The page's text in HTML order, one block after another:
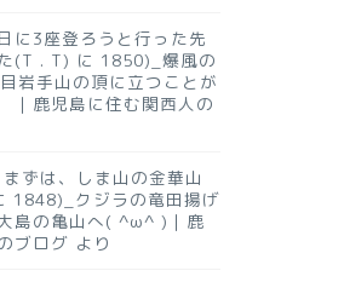
に3座登ろうと行った先
(T . T) に 1850)_爆風の
岩手山の頂に立つことが
鹿児島に住む関西人の
ずは、しま山の金華山
1848)_クジラの竜田揚げ
島の亀山へ( ^ω^ )｜鹿
ブログ より